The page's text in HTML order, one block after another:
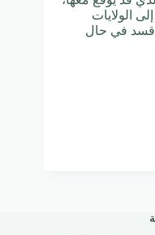
الولايات
قسد في حال